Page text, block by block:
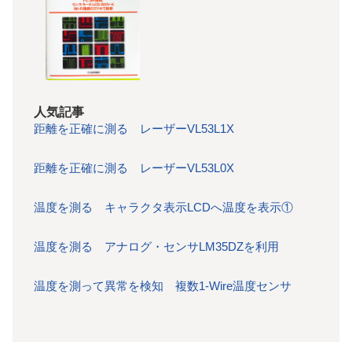
人気記事
距離を正確に測る レーザーVL53L1X
距離を正確に測る レーザーVL53L0X
温度を測る キャラクタ表示LCDへ温度を表示①
温度を測る アナログ・センサLM35DZを利用
温度を測って異常を検知 複数1-Wire温度センサ